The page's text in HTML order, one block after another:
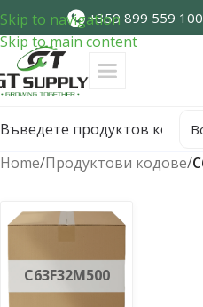
Skip to navigation
Skip to main content
+359 899 559 100
Home/Продуктови кодове/
C63F32M500